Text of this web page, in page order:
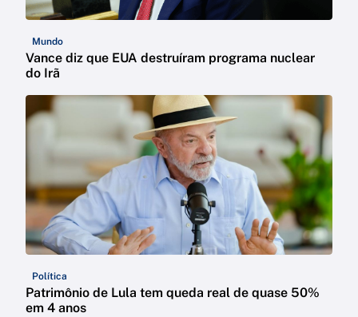
Mundo
Vance diz que EUA destruíram programa nuclear
do Irã
Política
Patrimônio de Lula tem queda real de quase 50%
em 4 anos